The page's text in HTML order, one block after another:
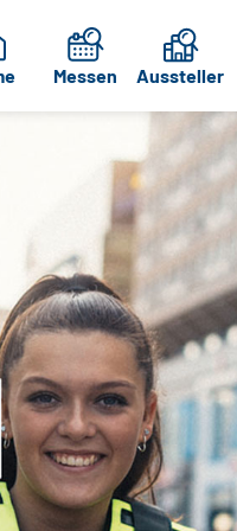
Messen Aussteller